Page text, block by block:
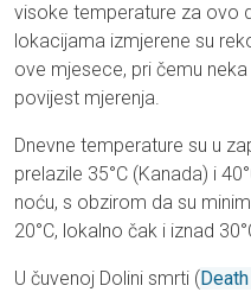
visoke temperature za ovo
lokacijama izmjerene su
ove mjesece, pri čemu
povijest mjerenja.
Dnevne temperature su u
prelazile 35°C (Kanada) i
noću, s obzirom da su
20°C, lokalno čak i iznad
U čuvenoj Dolini smrti (